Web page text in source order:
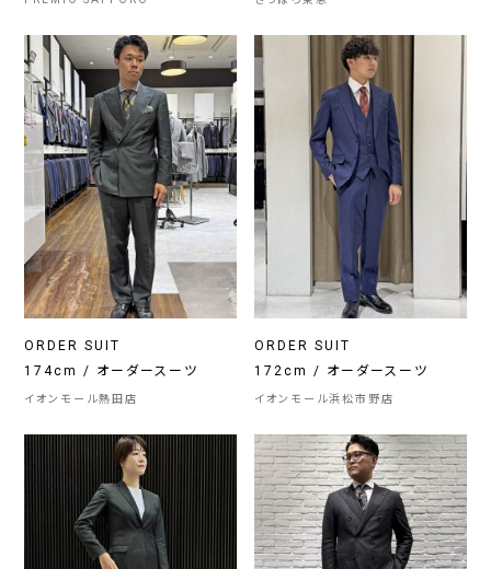
ORDER SUIT
174cm / オーダースーツ
イオンモール熱田店
ORDER SUIT
172cm / オーダースーツ
イオンモール浜松市野店